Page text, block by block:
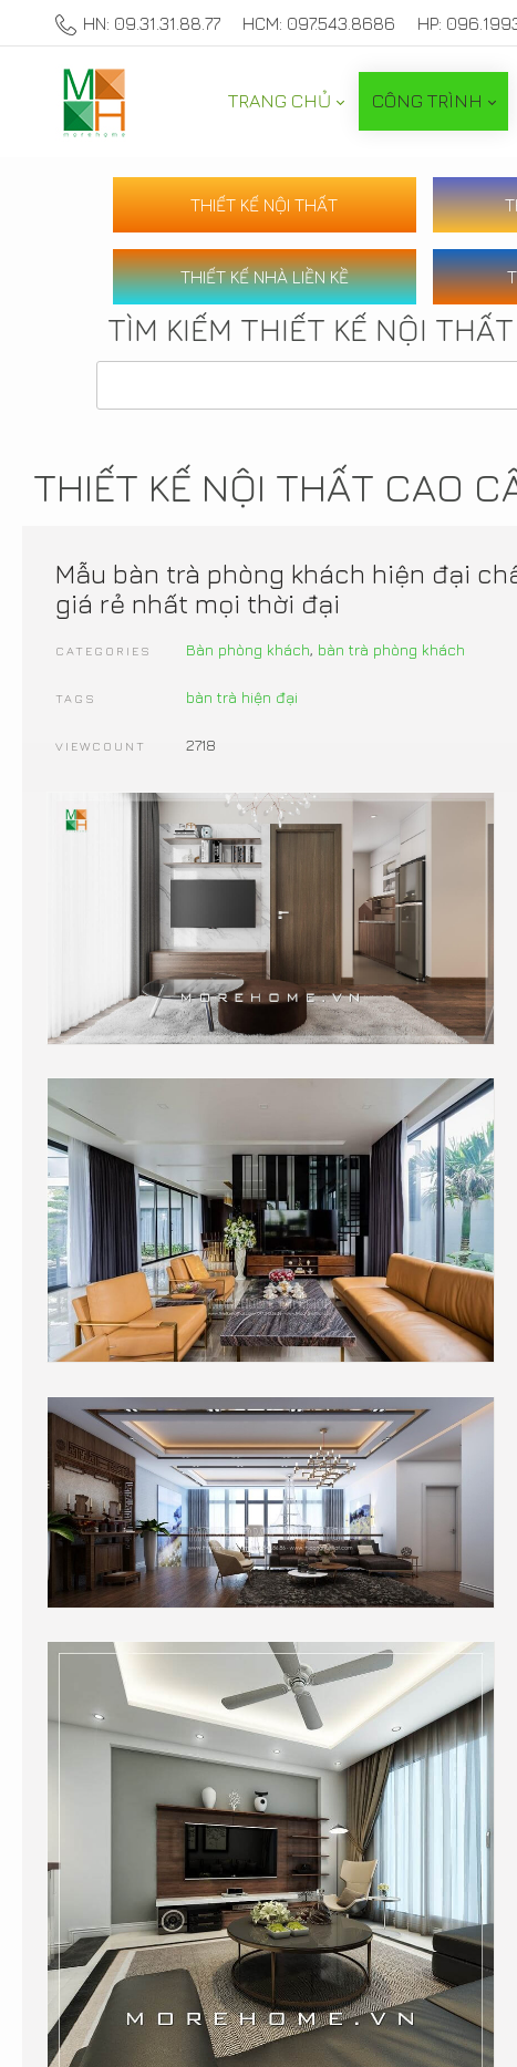
HN: 09.31.31.88.77 HCM: 097.543.8686 HP:
TRANG CHỦ CÔNG TRÌNH
THIẾT KẾ NỘI THẤT
THIẾT KẾ NHÀ LIỀN KỀ
TÌM KIẾM THIẾT KẾ NỘI THẤT
THIẾT KẾ NỘI THẤT CAO
Mẫu bàn trà phòng khách hiện đại
giá rẻ nhất mọi thời đại
CATEGORIES Bàn phòng khách, bàn trà phòng khách
TAGS bàn trà hiện đại
VIEWCOUNT 2718